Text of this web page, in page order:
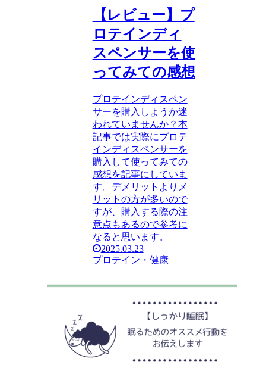
【レビュー】プ
ロテインディ
スペンサーを使
ってみての感想
プロテインディスペン
サーを購入しようか迷
われていませんか？本
記事では実際にプロテ
インディスペンサーを
購入して使ってみての
感想を記事にしていま
す。デメリットよりメ
リットの方が多いので
すが、購入する際の注
意点もあるので参考に
なると思います。
2025.03.23
プロテイン・健康